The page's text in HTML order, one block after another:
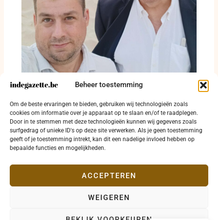
Beheer toestemming
Om de beste ervaringen te bieden, gebruiken wij technologieën zoals
cookies om informatie over je apparaat op te slaan en/of te raadplegen.
Door in te stemmen met deze technologieën kunnen wij gegevens zoals
surfgedrag of unieke ID's op deze site verwerken. Als je geen toestemming
geeft of je toestemming intrekt, kan dit een nadelige invloed hebben op
bepaalde functies en mogelijkheden.
ACCEPTEREN
WEIGEREN
Twee bedragen, één plan: de O mens licht
Oostendse zwerfvuilcijfers toe
1 augustus 2026
Copyright © 2026 indegazette.be |Privacy